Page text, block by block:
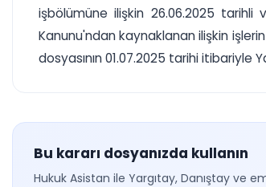
işbölümüne ilişkin 26.06.2025 tarihli
Kanunu'ndan kaynaklanan ilişkin
dosyasının 01.07.2025 tarihi itibariyle
Bu kararı dosyanızda kullanın
Hukuk Asistan ile Yargıtay, Danıştay ve